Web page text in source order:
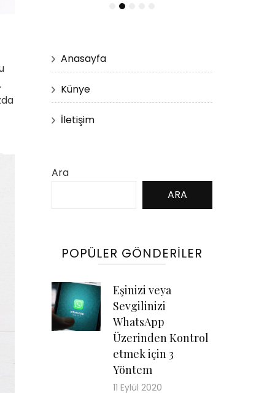
Anasayfa
Künye
İletişim
Ara
ARA
POPÜLER GÖNDERILER
Eşinizi veya
Sevgilinizi
WhatsApp
Üzerinden Kontrol
etmek için 3
Yöntem
11 Eylül 2020